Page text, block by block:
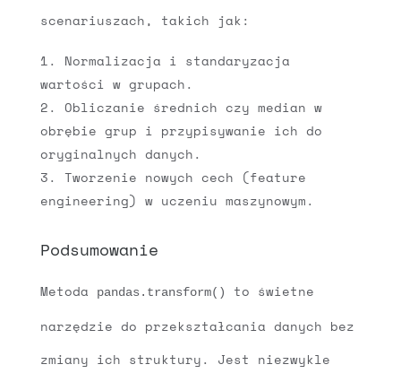
scenariuszach, takich jak:
Normalizacja i standaryzacja
wartości w grupach.
Obliczanie średnich czy median w
obrębie grup i przypisywanie ich do
oryginalnych danych.
Tworzenie nowych cech (feature
engineering) w uczeniu maszynowym.
Podsumowanie
Metoda pandas.transform()
to świetne
narzędzie do przekształcania danych bez
zmiany ich struktury. Jest niezwykle